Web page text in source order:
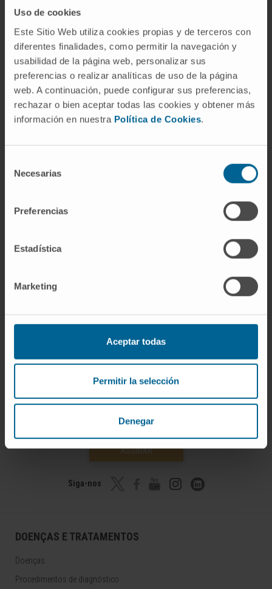
Uso de cookies
Este Sitio Web utiliza cookies propias y de terceros con
diferentes finalidades, como permitir la navegación y
usabilidad de la página web, personalizar sus
preferencias o realizar analíticas de uso de la página
web. A continuación, puede configurar sus preferencias,
rechazar o bien aceptar todas las cookies y obtener más
información en nuestra Política de Cookies.
Necesarias
Preferencias
Estadística
Marketing
Aceptar todas
Permitir la selección
Denegar
revisão.
Atividade
Participou na publicação de 12 artigos
relacionados com a sua especialidade.
e escritas em congressos nacionais e
Inscrever-se no nosso boletim
ASSINAR
Siga-nos
DOENÇAS E TRATAMENTOS
Doenças
Procedimentos de diagnóstico